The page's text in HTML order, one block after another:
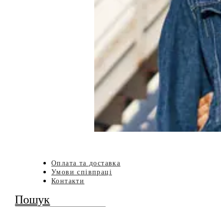
Оплата та доставка
Умови співпраці
Контакти
Пошук